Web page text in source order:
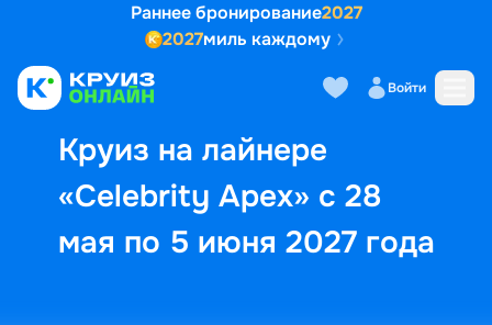
Раннее бронирование2027
2027миль каждому
Войти
Круиз на лайнере
«Celebrity Apex» с 28
мая по 5 июня 2027 года
Выбор кают Маршрут и